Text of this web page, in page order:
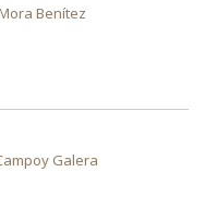
Benítez
Galera